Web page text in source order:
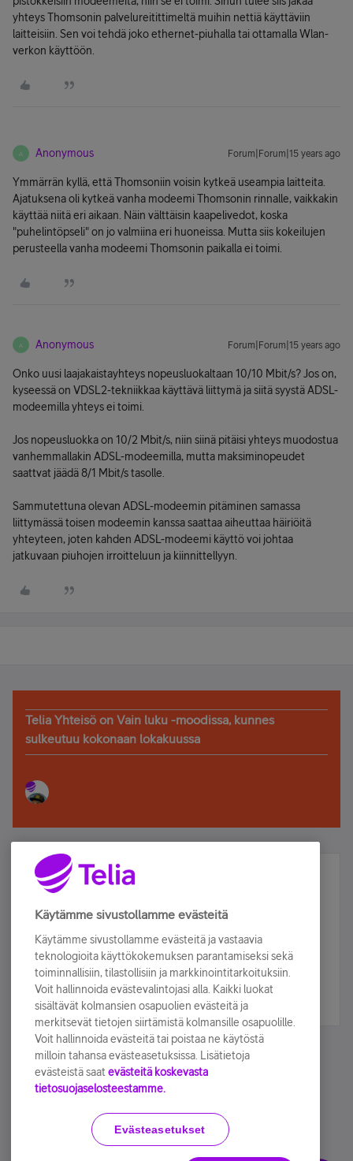
yhteys Thomsonin palvelureitittimeltä muihin nettiä käyttäviin
laitteisiin. Sen voi tehdä joko ethernet-piuhalla tai ottamalla Wlan-
verkon käyttöön.
A Anonymous Forum|Forum|15 years ago
Ymmärrän kyllä, että Thomsoniin voisin kytkeä useampia laitteita.
Ajatuksena oli kytkeä vanha modeemi Thomsonin rinnalle, vaikkakin
käyttää niitä eri aikaan. Näin välttäisin kaapelivedot, koska
"puhelintöpseli" on jo valmiina eri huoneissa. Mutta siis kokeilujen
perusteella vanha modeemi Thomsonin paikalla ei toimi.
A Anonymous Forum|Forum|15 years ago
Onko uusi laajakaistayhteys nopeusluokaltaan 10/10 Mbit/s? Jos on,
kyseessä on VDSL2-tekniikkaa käyttävä liittymä ja siitä syystä ADSL-
modeemilla yhteys ei toimi.
Jos nopeusluokka on 10/2 Mbit/s, niin siinä pitäisi yhteys muodostua
vanhemmallakin ADSL-modeemilla, mutta maksiminopeudet
saattvat jäädä 8/1 Mbit/s tasolle.
Sammutettuna olevan ADSL-modeemin pitäminen samassa
liittymässä toisen modeemin kanssa saattaa aiheuttaa häiriöitä
yhteyteen, joten kahden ADSL-modeemi käyttö voi johtaa
jatkuvaan piuhojen irroitteluun ja kiinnittellyyn.
Telia Yhteisö on Vain luku -moodissa, kunnes
sulkeutuu kokonaan lokakuussa
Älä jää paitsi – osallistu ja voita!
Tilaa Telian uutiskirje ja olet mukana arvonnassa.
sähköpostiisi.
Tilaa nyt
Käyttöehdot Accessibility statement
Käytämme sivustollamme evästeitä
Käytämme sivustollamme evästeitä ja vastaavia
teknologioita käyttökokemuksen parantamiseksi sekä
toiminnallisiin, tilastollisiin ja markkinointitarkoituksiin.
Voit hallinnoida evästevalintojasi alla. Kaikki luokat
sisältävät kolmansien osapuolien evästeitä ja
merkitsevät tietojen siirtämistä kolmansille osapuolille.
Voit hallinnoida evästeitä tai poistaa ne käytöstä
milloin tahansa evästeasetuksissa. Lisätietoja
evästeistä saat evästeitä koskevasta
tietosuojaselosteestamme.
Evästeasetukset